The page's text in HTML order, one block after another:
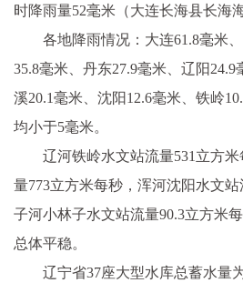
时降雨量52毫米（大连长海县长海
各地降雨情况：大连61.8毫米
35.8毫米、丹东27.9毫米、辽阳
溪20.1毫米、沈阳12.6毫米、铁岭
均小于5毫米。
辽河铁岭水文站流量531立方
量773立方米每秒，浑河沈阳水文
子河小林子水文站流量90.3立方米
总体平稳。
辽宁省37座大型水库总蓄水量